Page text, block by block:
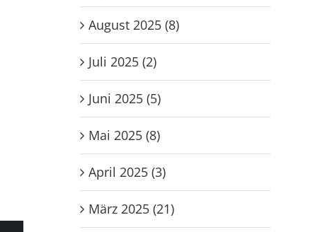
August 2025 (8)
Juli 2025 (2)
Juni 2025 (5)
Mai 2025 (8)
April 2025 (3)
März 2025 (21)